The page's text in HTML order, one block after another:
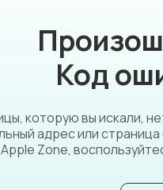
Код
которую вы искали,
адрес или
Apple Zone,